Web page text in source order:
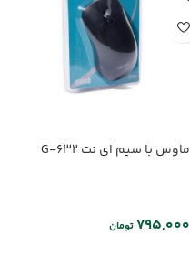
ماوس با سیم ای نت G-632
تومان